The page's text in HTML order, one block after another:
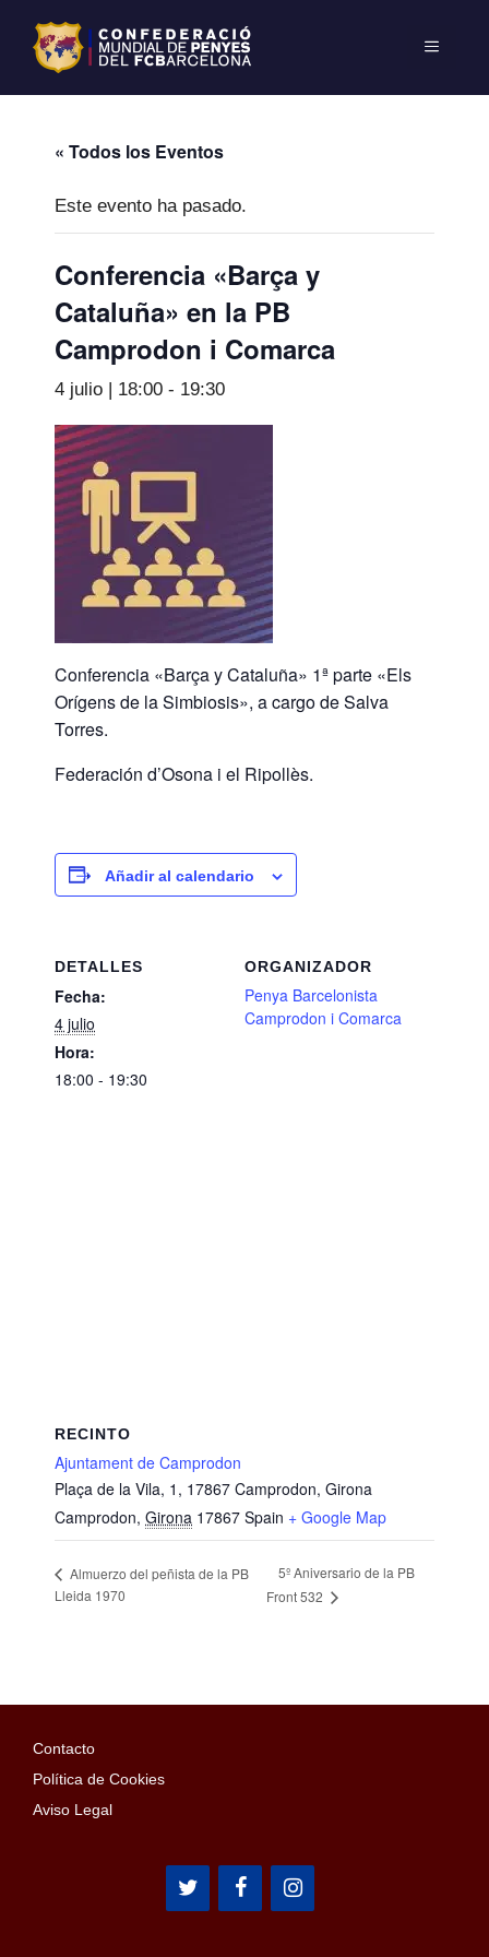
« Todos los Eventos
Este evento ha pasado.
Conferencia «Barça y
Cataluña» en la PB
Camprodon i Comarca
4 julio | 18:00 - 19:30
Conferencia «Barça y Cataluña» 1ª parte «Els
Orígens de la Simbiosis», a cargo de Salva
Torres.
Federación d’Osona i el Ripollès.
Añadir al calendario
DETALLES
Fecha:
4 julio
Hora:
18:00 - 19:30
ORGANIZADOR
Penya Barcelonista
Camprodon i Comarca
RECINTO
Ajuntament de Camprodon
Plaça de la Vila, 1, 17867 Camprodon, Girona
Camprodon, Girona 17867 Spain + Google Map
Almuerzo del peñista de la PB
Lleida 1970
5º Aniversario de la PB
Front 532
Contacto
Política de Cookies
Aviso Legal